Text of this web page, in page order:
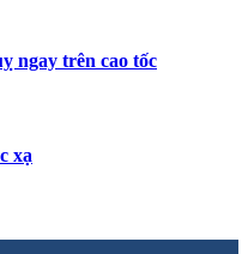
ngay trên cao tốc
xạ